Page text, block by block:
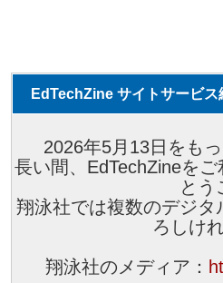
EdTechZine サイトサービス
2026年5月13日をも
長い間、EdTechZineを
とう
翔泳社では複数のデジ
ろしけ
翔泳社のメディア：